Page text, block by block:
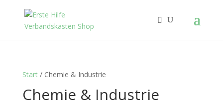
Start/ Chemie & Industrie
Chemie & Industrie